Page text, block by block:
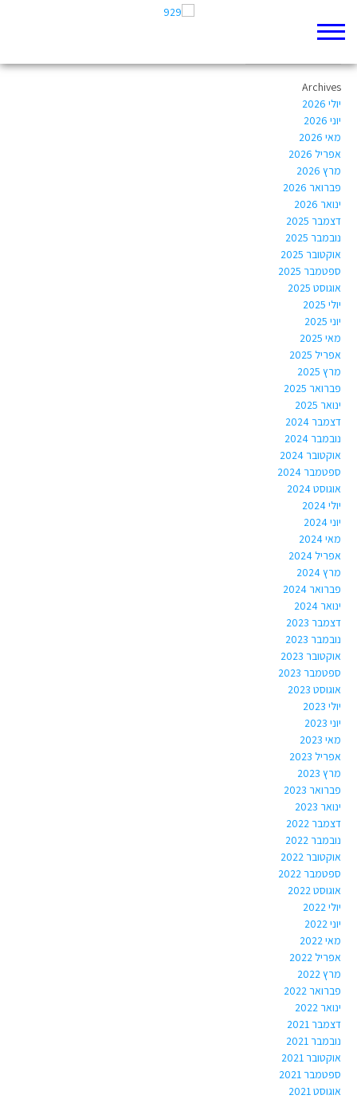
Author Archives:Avivairwin@gmail.com
Archives
יולי 2026
יוני 2026
מאי 2026
אפריל 2026
מרץ 2026
פברואר 2026
ינואר 2026
דצמבר 2025
נובמבר 2025
אוקטובר 2025
ספטמבר 2025
אוגוסט 2025
יולי 2025
יוני 2025
מאי 2025
אפריל 2025
מרץ 2025
פברואר 2025
ינואר 2025
דצמבר 2024
נובמבר 2024
אוקטובר 2024
ספטמבר 2024
אוגוסט 2024
יולי 2024
יוני 2024
מאי 2024
אפריל 2024
מרץ 2024
פברואר 2024
ינואר 2024
דצמבר 2023
נובמבר 2023
אוקטובר 2023
ספטמבר 2023
אוגוסט 2023
יולי 2023
יוני 2023
מאי 2023
אפריל 2023
מרץ 2023
פברואר 2023
ינואר 2023
דצמבר 2022
נובמבר 2022
אוקטובר 2022
ספטמבר 2022
אוגוסט 2022
יולי 2022
יוני 2022
מאי 2022
אפריל 2022
מרץ 2022
פברואר 2022
ינואר 2022
דצמבר 2021
נובמבר 2021
אוקטובר 2021
ספטמבר 2021
אוגוסט 2021